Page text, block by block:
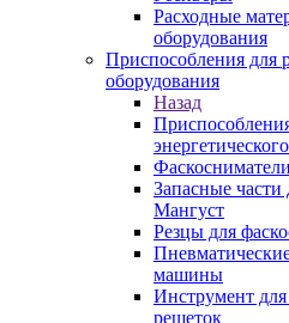
Расходные
оборудования
Приспособления для
оборудования
Назад
Фаскосниматели
Запасные части
Мангуст
Резцы для
машины
Инструмент
решеток